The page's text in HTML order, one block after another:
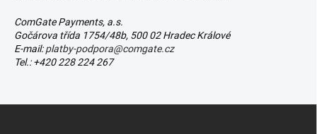
ComGate Payments, a.s.
Gočárova třída 1754/48b, 500 02 Hradec Králové
E-mail:platby-podpora@comgate.cz
Tel.: +420 228 224 267